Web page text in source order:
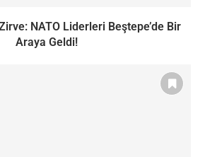
NATO Liderleri Beştepe’de Bir
Araya Geldi!